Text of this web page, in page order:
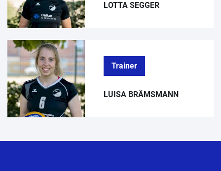
LOTTA SEGGER
Trainer
LUISA BRÄMSMANN